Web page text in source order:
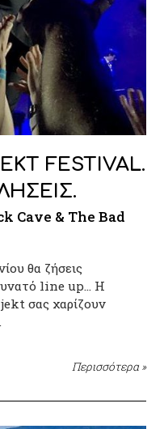
FESTIVAL.
Cave & The Bad
θα ζήσεις
line up… Η
σας χαρίζουν
Περισσότερα »